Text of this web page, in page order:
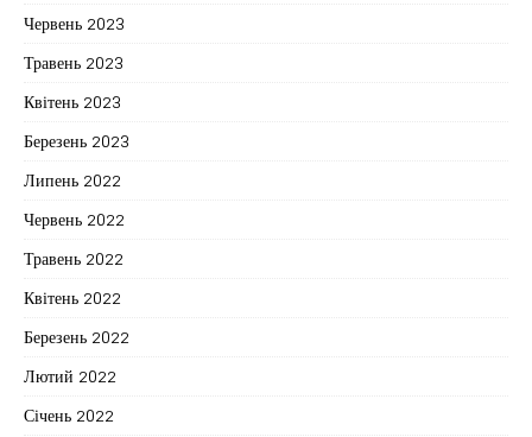
Червень 2023
Травень 2023
Квітень 2023
Березень 2023
Липень 2022
Червень 2022
Травень 2022
Квітень 2022
Березень 2022
Лютий 2022
Січень 2022